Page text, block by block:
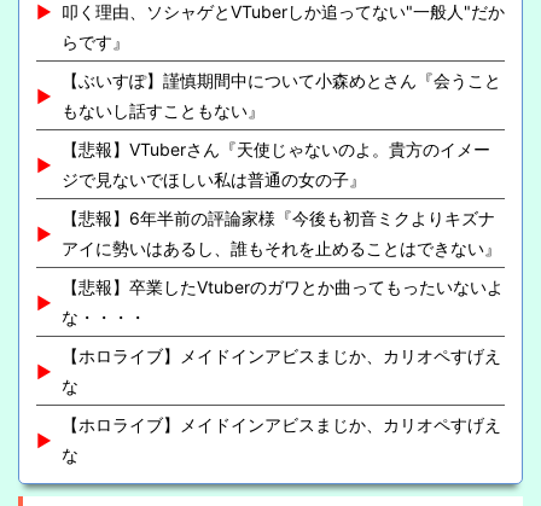
叩く理由、ソシャゲとVTuberしか追ってない"一般人"だか
らです』
【ぶいすぽ】謹慎期間中について小森めとさん『会うこと
もないし話すこともない』
【悲報】VTuberさん『天使じゃないのよ。貴方のイメー
ジで見ないでほしい私は普通の女の子』
【悲報】6年半前の評論家様『今後も初音ミクよりキズナ
アイに勢いはあるし、誰もそれを止めることはできない』
【悲報】卒業したVtuberのガワとか曲ってもったいないよ
な・・・・
【ホロライブ】メイドインアビスまじか、カリオペすげえ
な
【ホロライブ】メイドインアビスまじか、カリオペすげえ
な